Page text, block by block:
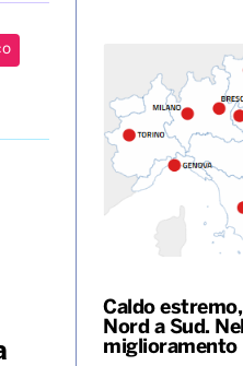
Caldo
Nord a Sud.
miglioramento